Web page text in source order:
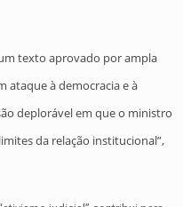
texto aprovado por ampla
ataque à democracia e à
deplorável em que o ministro
da relação institucional”,